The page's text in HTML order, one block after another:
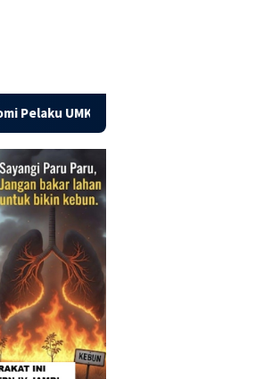
Dorong Kapasitas UMKM Pandai